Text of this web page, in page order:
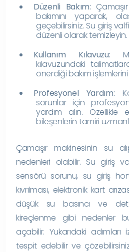
Düzenli Bakım:
bakımını yaparak,
geçebilirsiniz. Su giriş
düzenli olarak temizleyin.
Kullanım Kılavuzu:
kılavuzundaki
önerdiği bakım
Profesyonel Yardım:
sorunlar için
yardım alın.
bileşenlerin tamiri
Çamaşır makinesinin su
nedenleri olabilir. Su giriş
sensörü sorunu, su giriş
kıvrılması, elektronik kart
düşük su basıncı ve
kireçlenme gibi nedenler
açabilir. Yukarıdaki adımları
tespit edebilir ve